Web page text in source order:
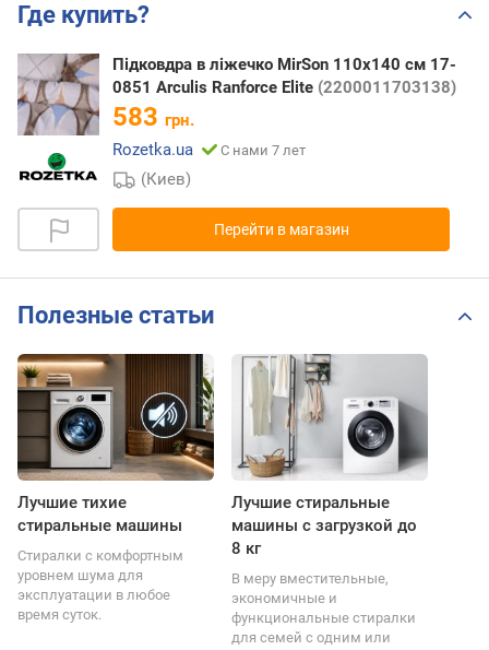
Где купить?
Підковдра в ліжечко MirSon 110х140 см 17-
0851 Arculis Ranforce Elite (2200011703138)
583 грн.
Rozetka.ua
С нами 7 лет
(Киев)
Перейти в магазин
Полезные статьи
Лучшие тихие
стиральные машины
Стиралки с комфортным
уровнем шума для
эксплуатации в любое
время суток.
Лучшие стиральные
машины с загрузкой до
8 кг
В меру вместительные,
экономичные и
функциональные стиралки
для семей с одним или